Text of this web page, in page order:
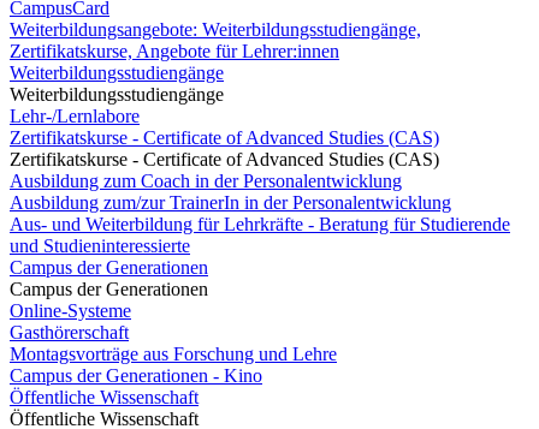
CampusCard
Weiterbildungsangebote: Weiterbildungsstudiengänge,
Zertifikatskurse, Angebote für Lehrer:innen
Weiterbildungsstudiengänge
Weiterbildungsstudiengänge
Lehr-/Lernlabore
Zertifikatskurse - Certificate of Advanced Studies (CAS)
Zertifikatskurse - Certificate of Advanced Studies (CAS)
Ausbildung zum Coach in der Personalentwicklung
Ausbildung zum/zur TrainerIn in der Personalentwicklung
Aus- und Weiterbildung für Lehrkräfte - Beratung für Studierende
und Studieninteressierte
Campus der Generationen
Campus der Generationen
Online-Systeme
Gasthörerschaft
Montagsvorträge aus Forschung und Lehre
Campus der Generationen - Kino
Öffentliche Wissenschaft
Öffentliche Wissenschaft